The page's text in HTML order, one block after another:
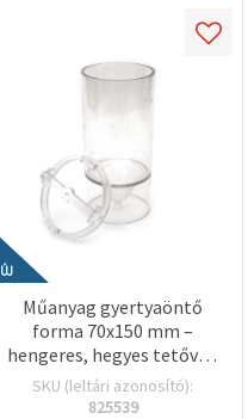
ÚJ
Műanyag gyertyaöntő
forma 70x150 mm –
hengeres, hegyes tetővel,
magas, elegáns kézműves
gyertyákhoz
SKU (leltári azonosító):
825539